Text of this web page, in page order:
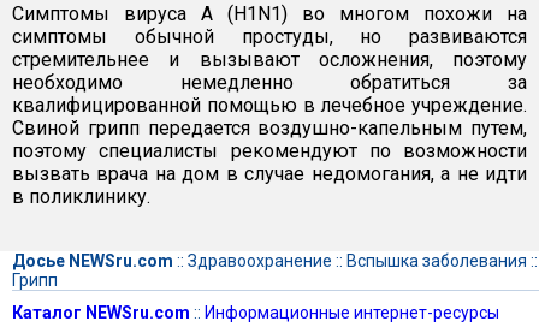
Симптомы вируса A (H1N1) во многом похожи на
симптомы обычной простуды, но развиваются
стремительнее и вызывают осложнения, поэтому
необходимо немедленно обратиться за
квалифицированной помощью в лечебное учреждение.
Свиной грипп передается воздушно-капельным путем,
поэтому специалисты рекомендуют по возможности
вызвать врача на дом в случае недомогания, а не идти
в поликлинику.
Досье NEWSru.com :: Здравоохранение :: Вспышка заболевания ::
Грипп
Каталог NEWSru.com :: Информационные интернет-ресурсы